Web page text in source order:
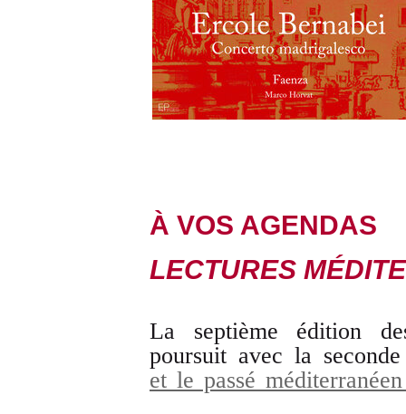
À VOS AGENDAS
LECTURES
La septième édition
poursuit avec la
et le passé